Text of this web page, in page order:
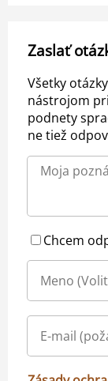
Zaslať
Všetky
nástrojom
podnety
ne tiež
Chcem